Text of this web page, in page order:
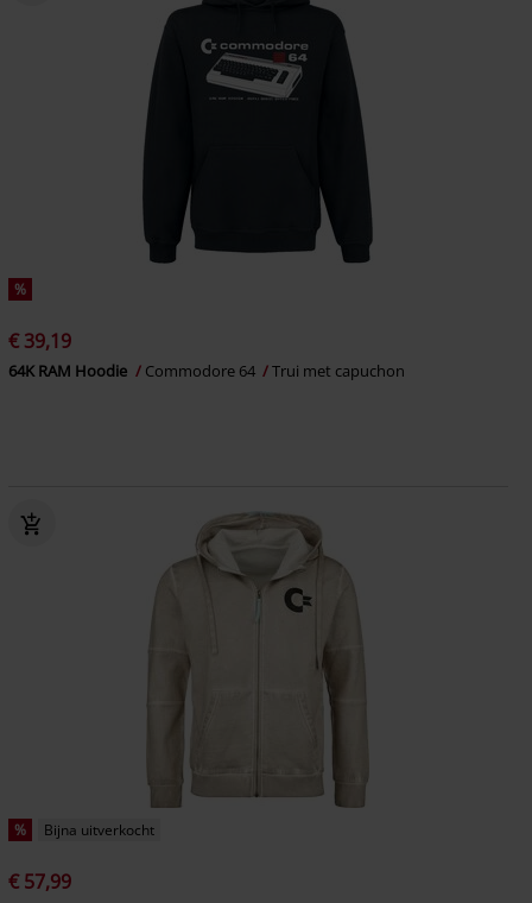
%
€ 39,19
64K RAM Hoodie Commodore 64 Trui met capuchon
% Bijna uitverkocht
€ 57,99